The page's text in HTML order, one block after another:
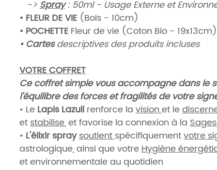
->Spray : 50ml - Usage Externe et
• FLEUR DE VIE (Bois - 10cm)
• POCHETTE Fleur de vie (Coton Bio -
• Cartesdescriptives des produits incluses
VOTRE COFFRET
Ce coffret simple vous accompagne dans le
l'équilibre des forces et fragilités de votre
• Le Lapis Lazuli renforce la visionet le
etstabilise, et favorise la connexion à la
• L'élixir spraysoutientspécifiquementvotre
astrologique, ainsi que votreHygiène
et environnementale au quotidien